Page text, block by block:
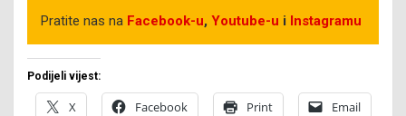
Pratite nas na Facebook-u, Youtube-u i Instagramu
Podijeli vijest:
X Facebook Print Email